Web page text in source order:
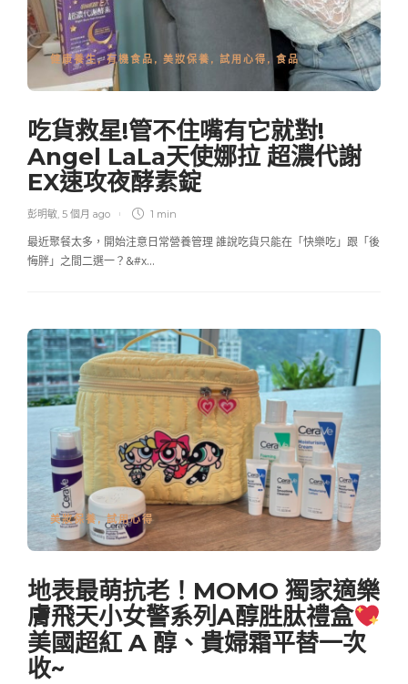
健康養生,有機食品 , 美妝保養 , 試用心得 , 食品
吃貨救星!管不住嘴有它就對!
Angel LaLa天使娜拉 超濃代謝
EX速攻夜酵素錠
彭明敏, 5 個月 ago 1 min
最近聚餐太多，開始注意日常營養管理 誰說吃貨只能在「快樂吃」跟「後
悔胖」之間二選一？&#x…
美妝保養,試用心得
地表最萌抗老！MOMO 獨家適樂
膚飛天小女警系列A醇胜肽禮盒
美國超紅 A 醇、貴婦霜平替一次
收~